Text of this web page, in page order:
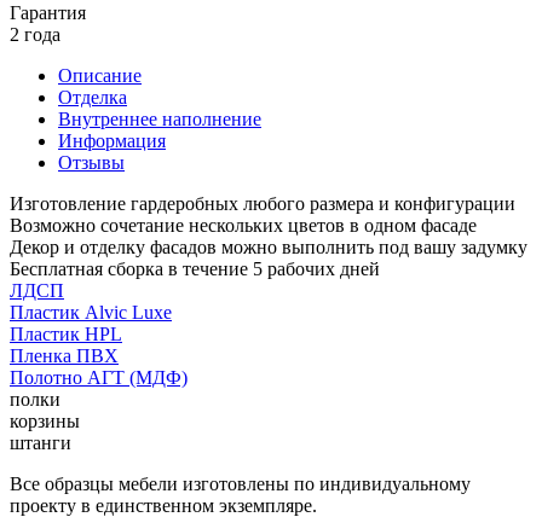
Гарантия
2 года
Описание
Отделка
Внутреннее наполнение
Информация
Отзывы
Изготовление гардеробных любого размера и конфигурации
Возможно сочетание нескольких цветов в одном фасаде
Декор и отделку фасадов можно выполнить под вашу задумку
Бесплатная сборка в течение 5 рабочих дней
ЛДСП
Пластик Alvic Luxe
Пластик HPL
Пленка ПВХ
Полотно АГТ (МДФ)
полки
корзины
штанги
Все образцы мебели изготовлены по индивидуальному
проекту в единственном экземпляре.